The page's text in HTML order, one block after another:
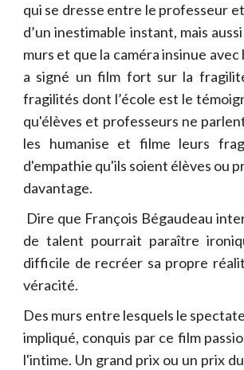
qui se dresse entre le professeur
d’un inestimable instant, mais
murs et que la caméra insinue
a signé un film fort sur la
fragilités dont l’école est le
qu'élèves et professeurs ne
les humanise et filme leurs
d'empathie qu'ils soient élèves ou
davantage.
Dire que François Bégaudeau
de talent pourrait paraître
difficile de recréer sa propre
véracité.
Des murs entre lesquels le
impliqué, conquis par ce film
l'intime. Un grand prix ou un prix